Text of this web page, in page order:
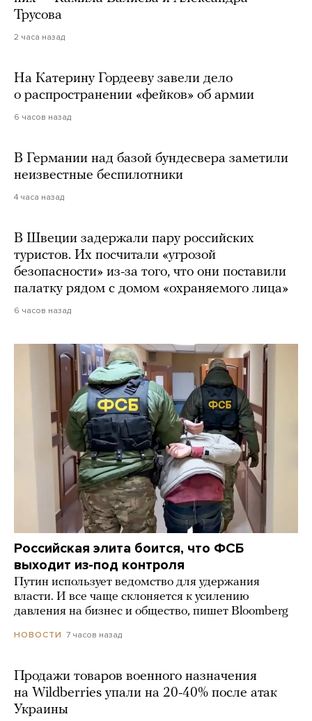
Трусова
2 часа назад
На Катерину Гордееву завели дело
о распространении «фейков» об армии
6 часов назад
В Германии над базой бундесвера заметили
неизвестные беспилотники
4 часа назад
В Швеции задержали пару российских
туристов. Их посчитали «угрозой
безопасности» из-за того, что они поставили
палатку рядом с домом «охраняемого лица»
6 часов назад
Российская элита боится, что ФСБ
выходит из-под контроля
Путин использует ведомство для удержания
власти. И все чаще склоняется к усилению
давления на бизнес и общество, пишет Bloomberg
НОВОСТИ 7 часов назад
Продажи товаров военного назначения
на Wildberries упали на 20-40% после атак
Украины